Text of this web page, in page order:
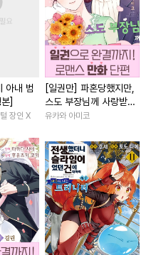
판타지/SF #능력녀
철벽남 #연애/결혼
평범남 #애증관계
평범녀 #복수물
명문세가 #원나잇
#후회녀 #죽음/살인
#선후배 #다각관계
# 개그/코믹 #일상
#
나이차커플 #연하남
#친구 #친구 #일상
아내 범
]
장인 X
[일권만] 파혼당했지만,
스도 부장님께 사랑받고
있습니다 [단행본]
유카와 아미코